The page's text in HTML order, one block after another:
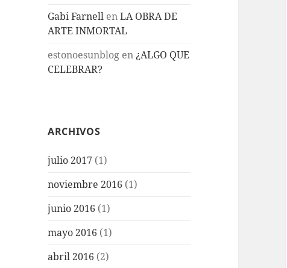
Gabi Farnell enLA OBRA DE
ARTE INMORTAL
estonoesunblog en¿ALGO QUE
CELEBRAR?
ARCHIVOS
julio 2017 (1)
noviembre 2016 (1)
junio 2016 (1)
mayo 2016 (1)
abril 2016 (2)